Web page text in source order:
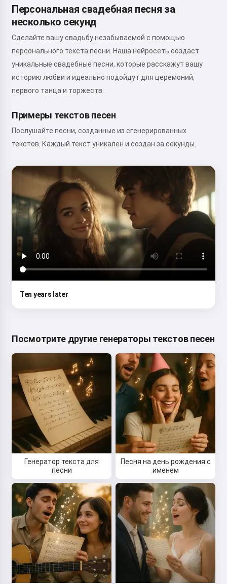
Персональная свадебная песня за
несколько секунд
Сделайте вашу свадьбу незабываемой с помощью
персонального текста песни. Наша нейросеть создаст
уникальные свадебные песни, которые расскажут вашу
историю любви и идеально подойдут для церемоний,
первого танца и торжеств.
Примеры текстов песен
Послушайте песни, созданные из сгенерированных
текстов. Каждый текст уникален и создан за секунды.
Ten years later
Посмотрите другие генераторы текстов песен
Генератор текста для
песни
Песня на день рождения с
именем